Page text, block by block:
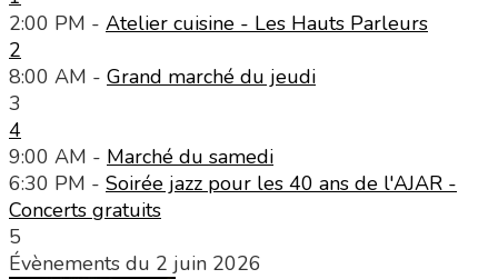
2:00 PM - Atelier cuisine - Les Hauts Parleurs
2
8:00 AM - Grand marché du jeudi
3
4
9:00 AM - Marché du samedi
6:30 PM - Soirée jazz pour les 40 ans de l'AJAR -
Concerts gratuits
5
Évènements du 2 juin 2026